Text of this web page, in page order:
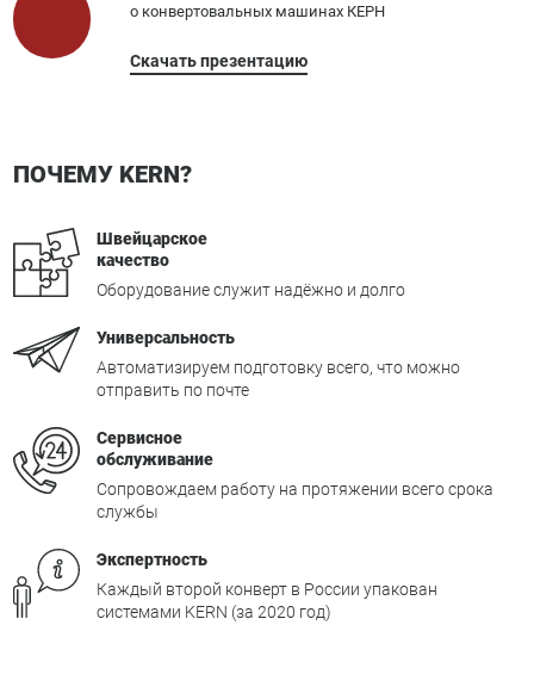
о конвертовальных машинах КЕРН
Скачать презентацию
ПОЧЕМУ KERN?
Швейцарское
качество
Оборудование служит надёжно и долго
Универсальность
Автоматизируем подготовку всего, что можно
отправить по почте
Сервисное
обслуживание
Сопровождаем работу на протяжении всего срока
службы
Экспертность
Каждый второй конверт в России упакован
системами KERN (за 2020 год)